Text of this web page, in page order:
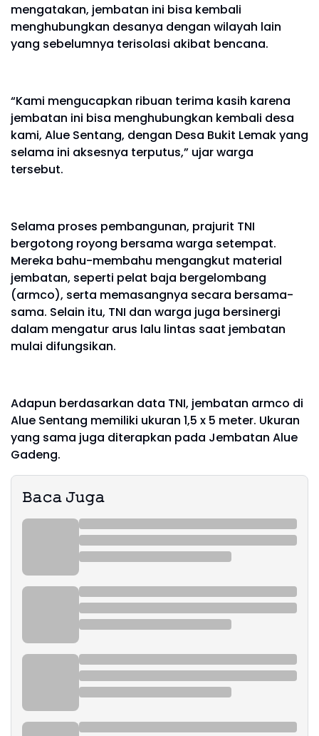
mengatakan, jembatan ini bisa kembali
menghubungkan desanya dengan wilayah lain
yang sebelumnya terisolasi akibat bencana.
“Kami mengucapkan ribuan terima kasih karena
jembatan ini bisa menghubungkan kembali desa
kami, Alue Sentang, dengan Desa Bukit Lemak yang
selama ini aksesnya terputus,” ujar warga
tersebut.
Selama proses pembangunan, prajurit TNI
bergotong royong bersama warga setempat.
Mereka bahu-membahu mengangkut material
jembatan, seperti pelat baja bergelombang
(armco), serta memasangnya secara bersama-
sama. Selain itu, TNI dan warga juga bersinergi
dalam mengatur arus lalu lintas saat jembatan
mulai difungsikan.
Adapun berdasarkan data TNI, jembatan armco di
Alue Sentang memiliki ukuran 1,5 x 5 meter. Ukuran
yang sama juga diterapkan pada Jembatan Alue
Gadeng.
𝙱𝚊𝚌𝚊 𝙹𝚞𝚐𝚊